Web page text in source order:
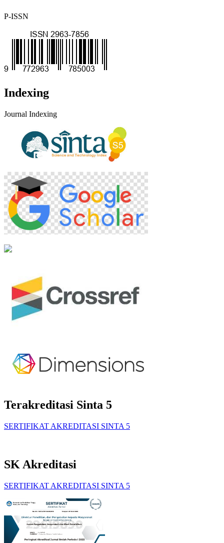
P-ISSN
Indexing
Journal Indexing
Terakreditasi Sinta 5
SERTIFIKAT AKREDITASI SINTA 5
SK Akreditasi
SERTIFIKAT AKREDITASI SINTA 5